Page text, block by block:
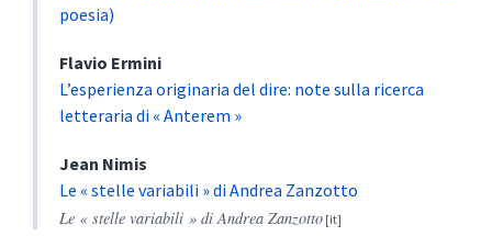
poesia)
Flavio Ermini
L’esperienza originaria del dire: note sulla ricerca
letteraria di « Anterem »
Jean Nimis
Le « stelle variabili » di Andrea Zanzotto
Le « stelle variabili » di Andrea Zanzotto